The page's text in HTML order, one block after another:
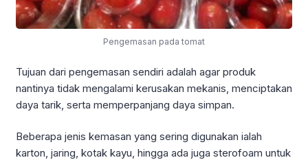
Pengemasan pada tomat
Tujuan dari pengemasan sendiri adalah agar produk
nantinya tidak mengalami kerusakan mekanis, menciptakan
daya tarik, serta memperpanjang daya simpan.
Beberapa jenis kemasan yang sering digunakan ialah
karton, jaring, kotak kayu, hingga ada juga sterofoam untuk